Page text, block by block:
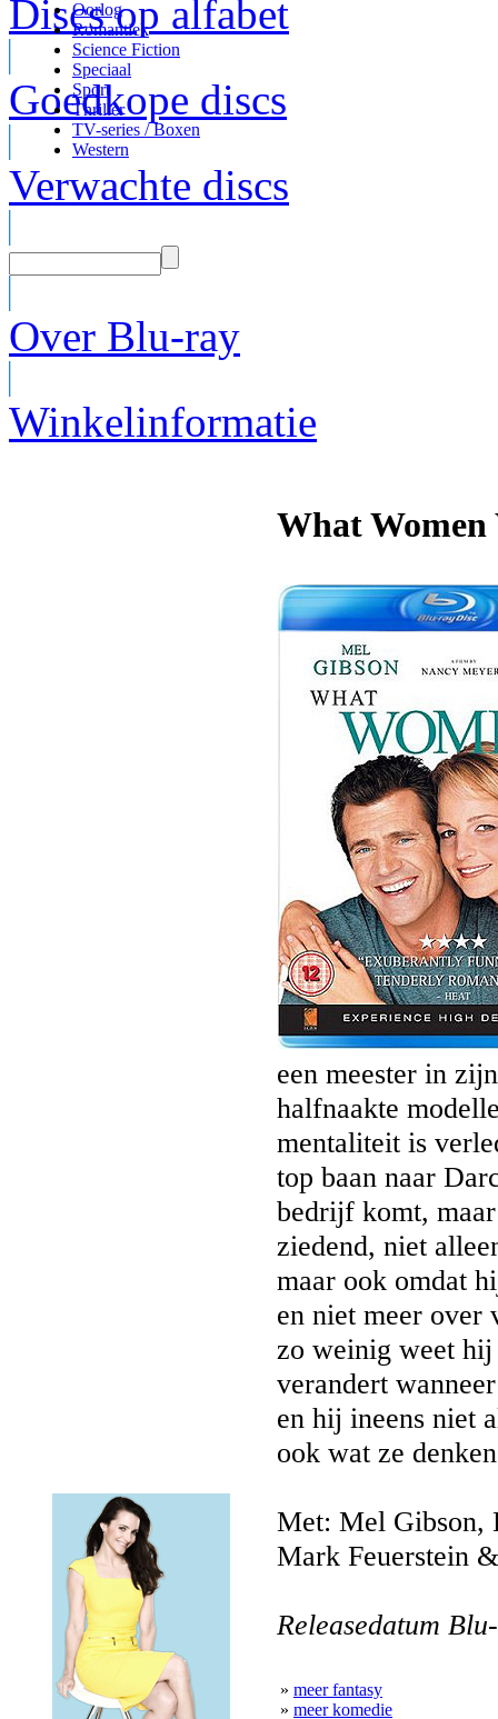
Discs op alfabet
Goedkope discs
Verwachte discs
Over Blu-ray
Winkelinformatie
Oorlog
Romantiek
Science Fiction
Speciaal
Sport
Thriller
TV-series / Boxen
Western
What Women
een meester in
halfnaakte
mentaliteit is
top baan naar
bedrijf komt,
ziedend, niet
maar ook omdat
en niet meer over
zo weinig weet hij
verandert
en hij ineens niet
ook wat ze
Met: Mel Gibson,
Mark Feuerstein
Releasedatum
» meer fantasy
» meer komedie